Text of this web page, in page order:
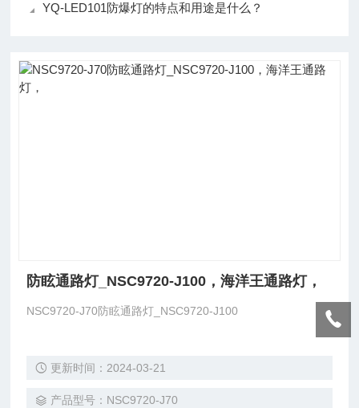
YQ-LED101防爆灯的特点和用途是什么？
防眩通路灯_NSC9720-J100，海洋王通路灯，
NSC9720-J70防眩通路灯_NSC9720-J100
更新时间：2024-03-21
产品型号：NSC9720-J70